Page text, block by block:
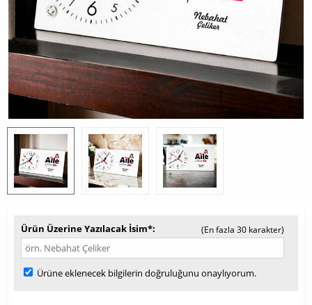
Ürün Üzerine Yazılacak İsim* (En fazla 30 karakter)
Ürüne eklenecek bilgilerin doğruluğunu onaylıyorum.